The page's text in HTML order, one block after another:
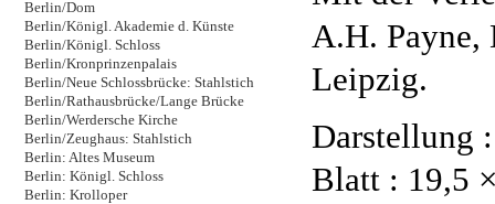
Berlin/Dom
Berlin/Königl. Akademie d. Künste
Berlin/Königl. Schloss
Berlin/Kronprinzenpalais
Berlin/Neue Schlossbrücke: Stahlstich
Berlin/Rathausbrücke/Lange Brücke
Berlin/Werdersche Kirche
Berlin/Zeughaus: Stahlstich
Berlin: Altes Museum
Berlin: Königl. Schloss
Berlin: Krolloper
A.H. Payne,
Leipzig.
Darstellung
Blatt : 19,5